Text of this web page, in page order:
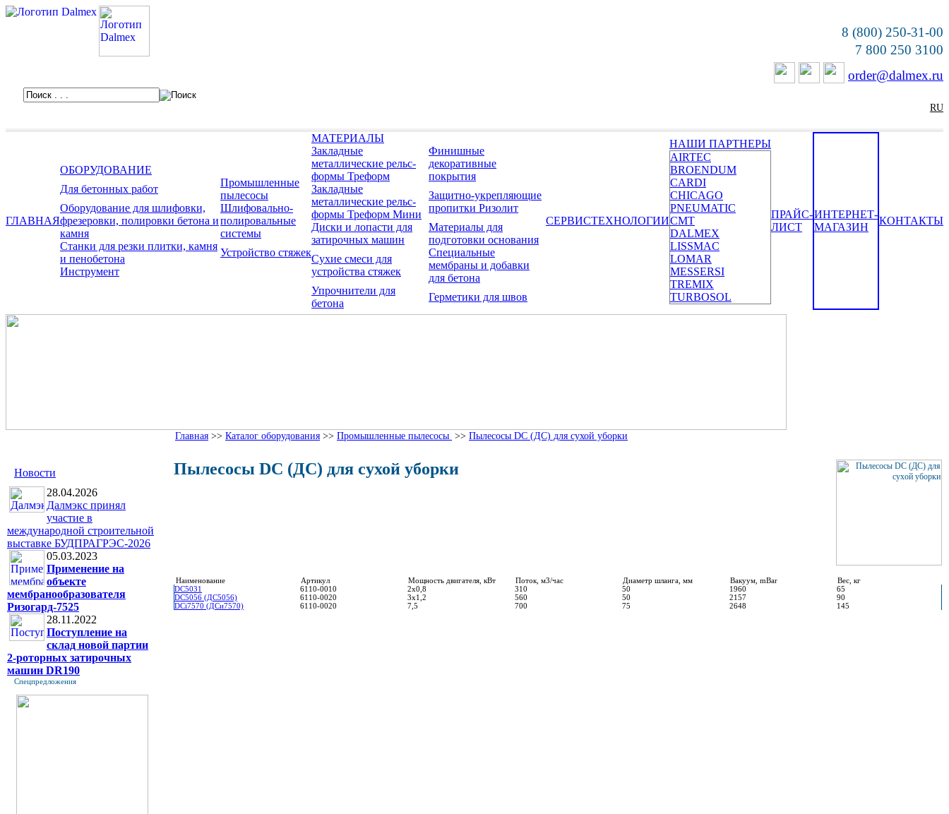
8 (800) 250-31-00
7 800 250 3100
order@dalmex.ru
RU
ГЛАВНАЯ
ОБОРУДОВАНИЕ
Для бетонных работ
Промышленные
пылесосы
Оборудование для шлифовки,
фрезеровки, полировки бетона и
камня
Шлифовально-
полировальные
системы
Станки для резки плитки, камня
и пенобетона
Устройство стяжек
Инструмент
МАТЕРИАЛЫ
Закладные
металлические рельс-
формы Треформ
Финишные
декоративные
покрытия
Закладные
металлические рельс-
формы Треформ Мини
Защитно-укрепляющие
пропитки Ризолит
Диски и лопасти для
затирочных машин
Материалы для
подготовки основания
Сухие смеси для
устройства стяжек
Специальные
мембраны и добавки
для бетона
Упрочнители для
бетона
Герметики для швов
СЕРВИСТЕХНОЛОГИИ
НАШИ ПАРТНЕРЫ
AIRTEC
BROENDUM
CARDI
CHICAGO
PNEUMATIC
CMT
DALMEX
LISSMAC
LOMAR
MESSERSI
TREMIX
TURBOSOL
ПРАЙС-
ЛИСТ
ИНТЕРНЕТ-
МАГАЗИН
КОНТАКТЫ
Главная >> Каталог оборудования >> Промышленные пылесосы >> Пылесосы DC (ДС) для сухой уборки
Новости
28.04.2026
Далмэкс принял
участие в
международной строительной
выставке БУДПРАГРЭС-2026
05.03.2023
Применение на
объекте
мембранообразователя
Ризогард-7525
28.11.2022
Поступление на
склад новой партии
2-роторных затирочных
машин DR190
Спецпредложения
Пылесосы DC (ДС) для сухой уборки
Наименование Артикул Мощность двигателя, кВт Поток, м3/час Диаметр шланга, мм Вакуум, mBar
Вес, кг
DC5031
6110-0010 2х0,8 310 50 1960
65
DC5056 (ДС5056)
6110-0020 3х1,2 560 50 2157
90
DCi7570 (ДСи7570)
6110-0020 7,5 700 75 2648 145